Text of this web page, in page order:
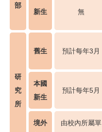
部
新生 無
研
究
所
舊生 預計每年3月
本國
新生
預計每年5月
境外
由校內所屬單